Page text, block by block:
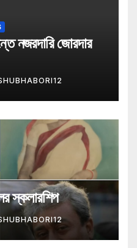
নজরদারি জোরদার
স্কলারশিপ